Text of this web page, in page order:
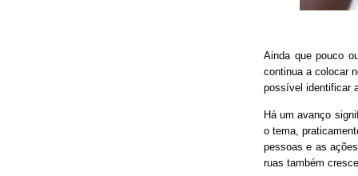
Ainda que pouco
continua a colocar
possível identificar
Há um avanço
o tema,
pessoas e as
ruas também